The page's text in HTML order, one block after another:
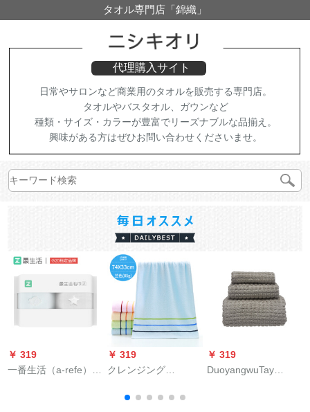
タオル専門店「錦織」
代理購入サイト
日常やサロンなど商業用のタオルを販売する専門店。
タオルやバスタオル、ガウンなど
種類・サイズ・カラーが豊富でリーズナブルな品揃え。
興味がある方はぜひお問い合わせくださいませ。
￥ 319
一番生活（a-refe）タ
￥ 319
クレンジング
100%厚さをプロスタ
￥ 319
DuoyangwuTay